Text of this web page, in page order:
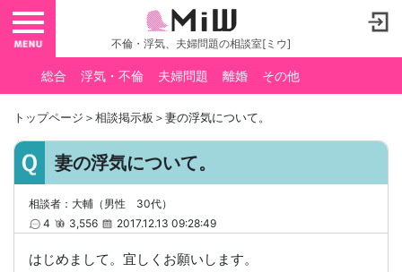
toggle navigation
不倫・浮気、夫婦問題の相談室[ミウ]
総合 浮気・不倫 夫婦問題 離婚 その他
トップページ ＞相談掲示板 ＞妻の浮気について。
妻の浮気について。
相談者：大輔（男性 30代）
4
3,556 2017.12.13 09:28:49
はじめまして。宜しくお願いします。